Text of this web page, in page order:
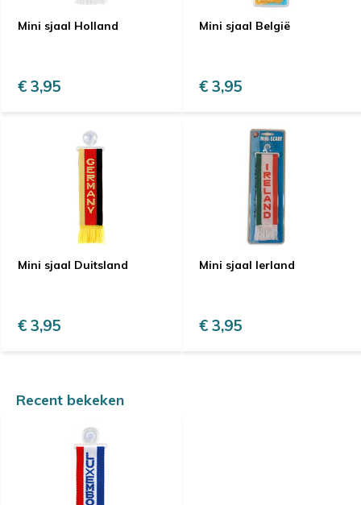
Mini sjaal Holland
€ 3,95
Mini sjaal België
€ 3,95
Mini sjaal Duitsland
€ 3,95
Mini sjaal Ierland
€ 3,95
Recent bekeken